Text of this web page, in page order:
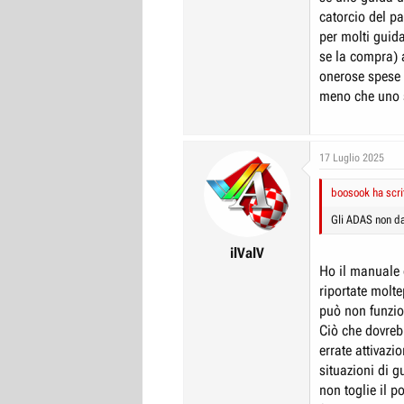
catorcio del
per molti
se la compra)
onerose
meno che
ilValV
17 Luglio 2025
boosook ha
Gli ADAS non
Ho il manuale
riportate
può non
Ciò che
errate
situazioni di
non toglie il